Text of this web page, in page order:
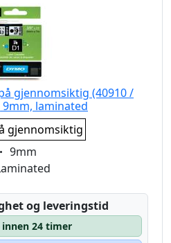
gjennomsiktig (40910 /
9mm, laminated
gjennomsiktig
Eigenschaft:
9mm
og leveringstid
24 timer